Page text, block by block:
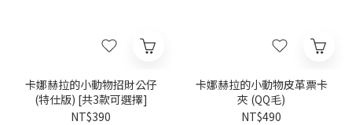
卡娜赫拉的小動物招財公仔
(特仕版) [共3款可選擇]
NT$390
卡娜赫拉的小動物皮革票卡
夾 (QQ毛)
NT$490